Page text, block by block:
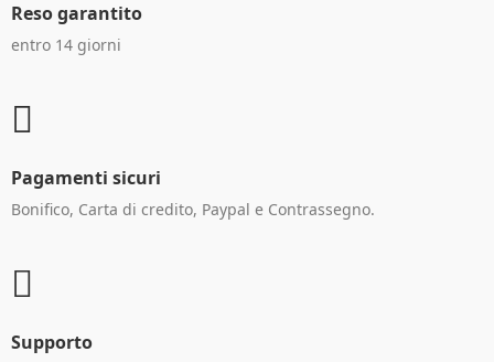
Reso garantito
entro 14 giorni
Pagamenti sicuri
Bonifico, Carta di credito, Paypal e Contrassegno.
Supporto